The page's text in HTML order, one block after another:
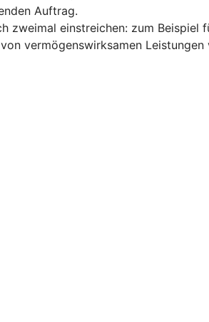
Auftrag.
zweimal einstreichen: zum
vermögenswirksamen